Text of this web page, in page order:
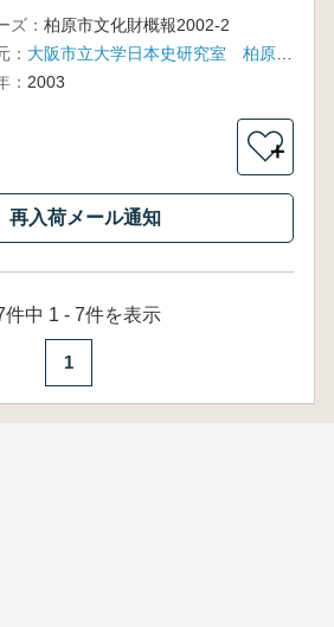
ズ： 柏原市文化財概報2002-2
：
大阪市立大学日本史研究室 柏原市教育委員会
： 2003
＋
再入荷メール通知
件中 1 - 7件を表示
1